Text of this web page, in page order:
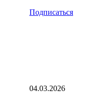
Подписаться
04.03.2026